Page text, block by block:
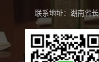
联系地址：湖南省